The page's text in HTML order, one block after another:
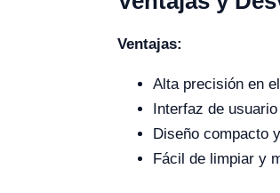
Ventajas:
Alta precisión en
Interfaz de
Diseño compacto
Fácil de limpiar y